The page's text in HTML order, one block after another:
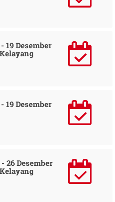
19 Desember
19 Desember
26 Desember